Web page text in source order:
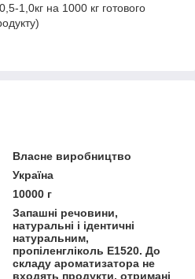
1,0кг на 1000 кг готового
Власне виробництво
Україна
10000 г
Запашні речовини,
натуральні і ідентичні
натуральним,
пропіленгліколь Е1520. До
складу ароматизатора не
входять продукти, отримані